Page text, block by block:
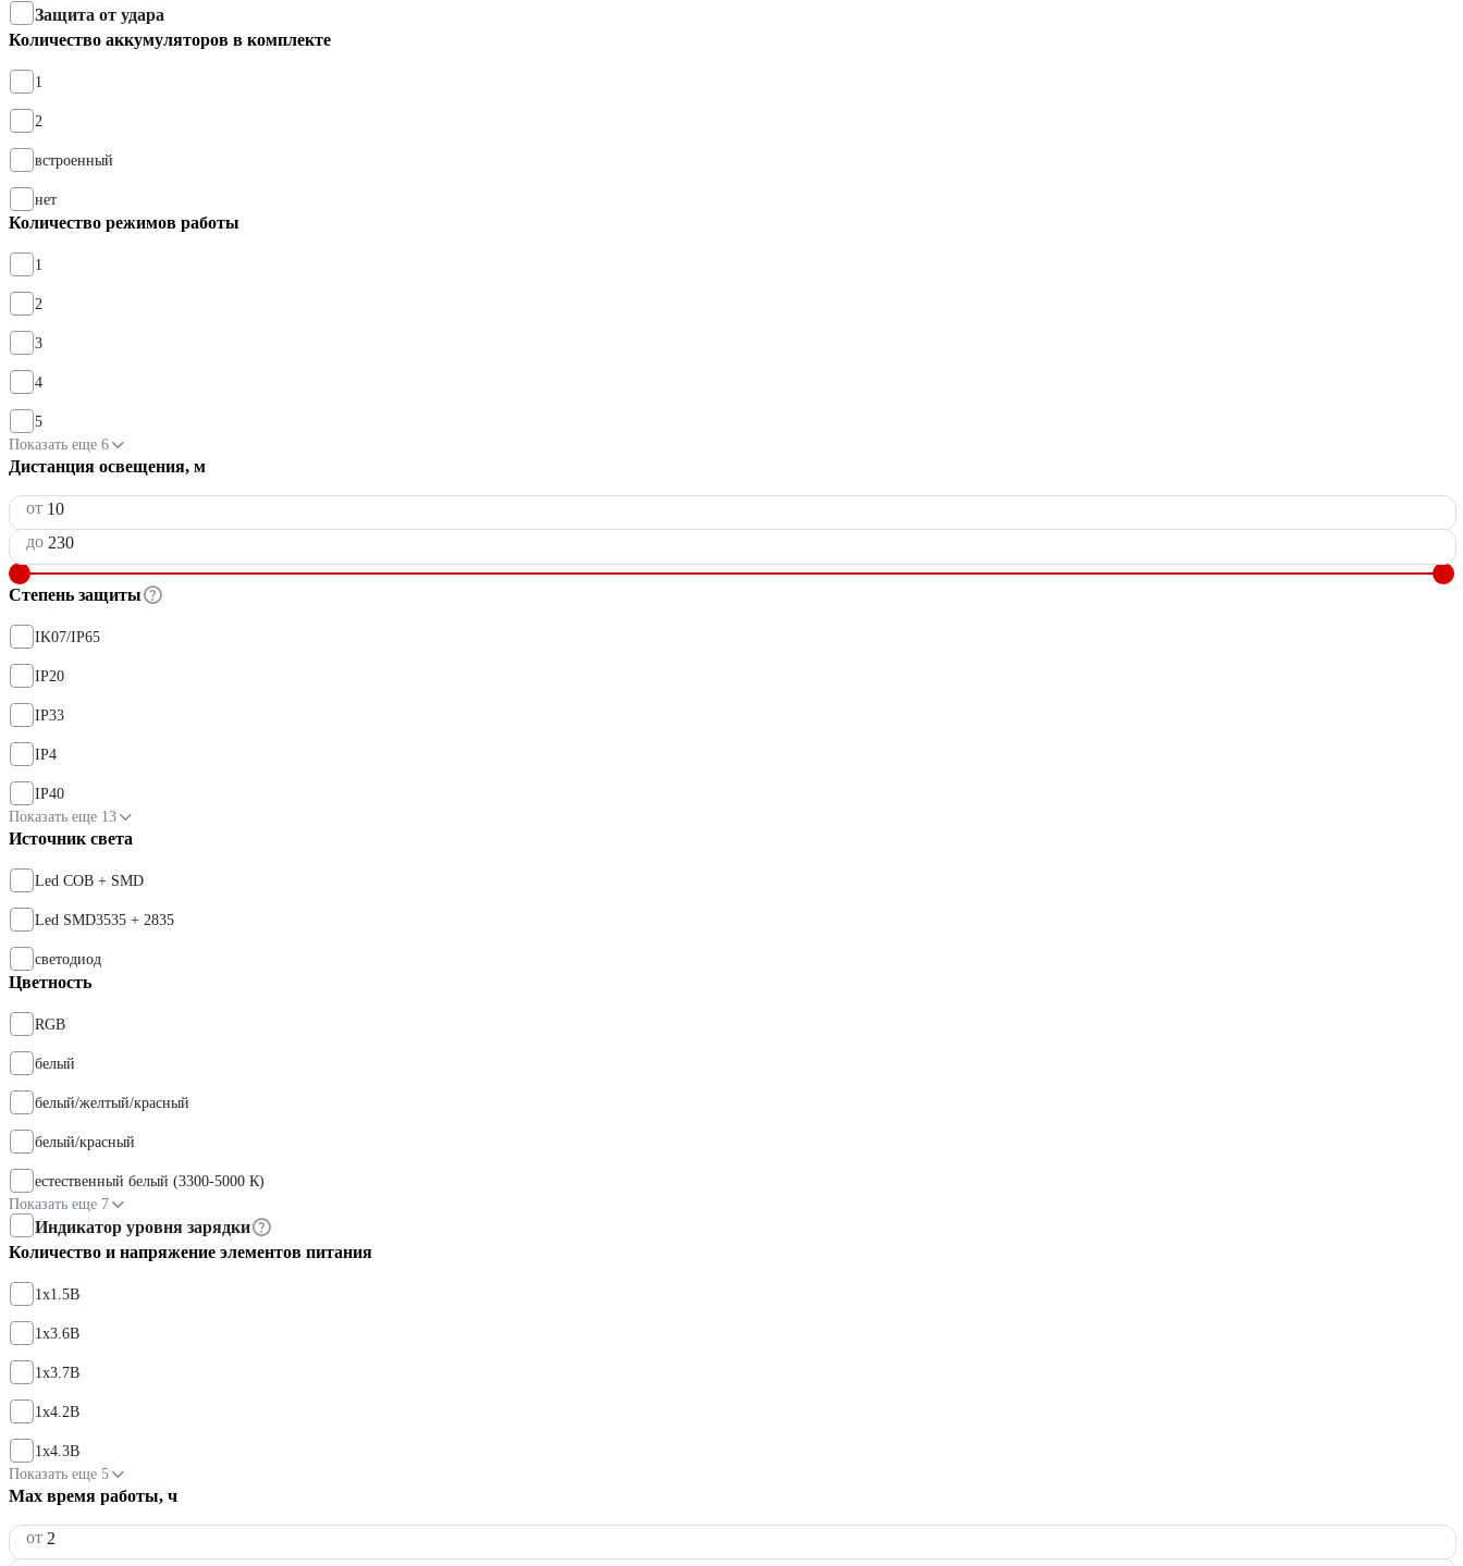
Защита от удара
Количество аккумуляторов в комплекте
1
2
встроенный
нет
Количество режимов работы
1
2
3
4
5
Показать еще 6
Дистанция освещения, м
от
до
Степень защиты
IK07/IP65
IP20
IP33
IP4
IP40
Показать еще 13
Источник света
Led COB + SMD
Led SMD3535 + 2835
светодиод
Цветность
RGB
белый
белый/желтый/красный
белый/красный
естественный белый (3300-5000 К)
Показать еще 7
Индикатор уровня зарядки
Количество и напряжение элементов питания
1х1.5В
1х3.6В
1х3.7В
1х4.2В
1х4.3В
Показать еще 5
Max время работы, ч
от